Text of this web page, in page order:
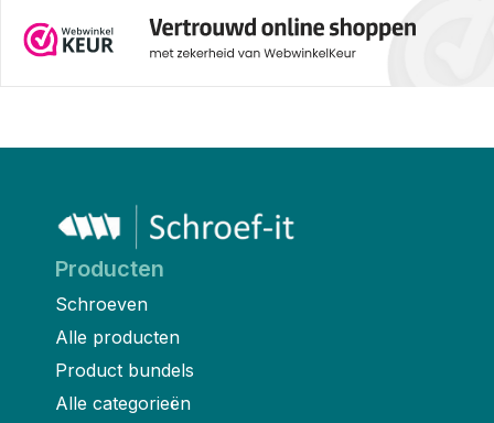
Producten
Schroeven
Alle producten
Product bundels
Alle categorieën